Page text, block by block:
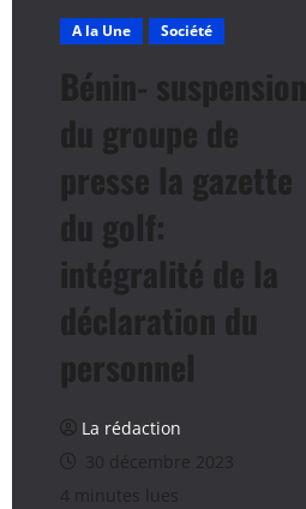
A la Une Société
Bénin- suspension
du groupe de
presse la gazette
du golf:
intégralité de la
déclaration du
personnel
La rédaction
30 décembre 2023
4 minutes lues